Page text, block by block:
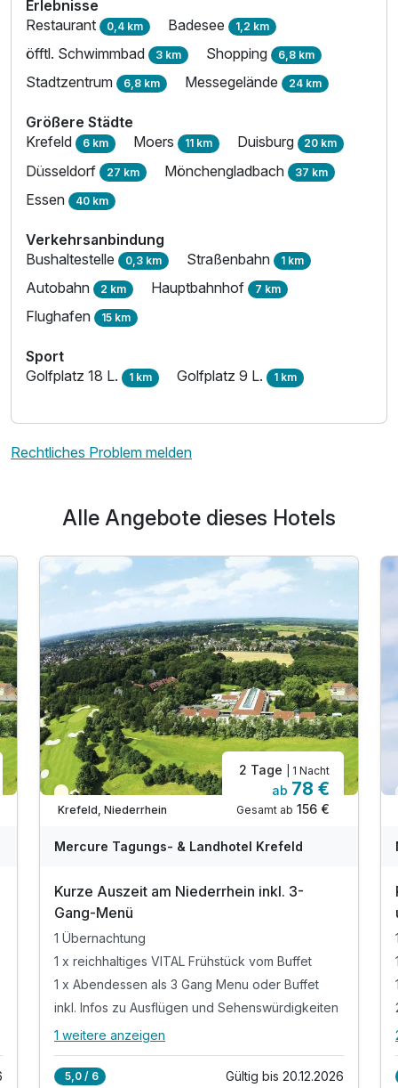
Erlebnisse
Restaurant 0,4 km Badesee 1,2 km
öfftl. Schwimmbad 3 km Shopping 6,8 km
Stadtzentrum 6,8 km Messegelände 24 km
Größere Städte
Krefeld 6 km Moers 11 km Duisburg 20 km
Düsseldorf 27 km Mönchengladbach 37 km
Essen 40 km
Verkehrsanbindung
Bushaltestelle 0,3 km Straßenbahn 1 km
Autobahn 2 km Hauptbahnhof 7 km
Flughafen 15 km
Sport
Golfplatz 18 L. 1 km Golfplatz 9 L. 1 km
Rechtliches Problem melden
Alle Angebote dieses Hotels
Teilweise ausgelastet
Krefeld, Niederrhein
2 Tage | 1 Nacht
ab 78 €
Gesamt ab 156 €
Mercure Tagungs- & Landhotel Krefeld
Kurze Auszeit am Niederrhein inkl. 3-
Gang-Menü
1 Übernachtung
1 x reichhaltiges VITAL Frühstück vom Buffet
1 x Abendessen als 3 Gang Menu oder Buffet
inkl. Infos zu Ausflügen und Sehenswürdigkeiten
Alle Inklusivleistungen
1 weitere anzeigen
5,0 / 6 Gültig bis 20.12.2026